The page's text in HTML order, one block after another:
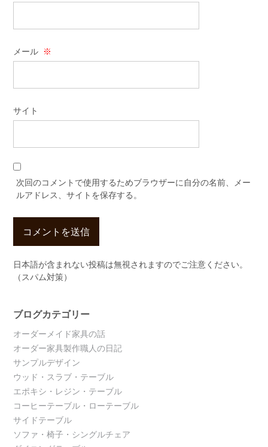
メール ※
サイト
次回のコメントで使用するためブラウザーに自分の名前、メー
ルアドレス、サイトを保存する。
日本語が含まれない投稿は無視されますのでご注意ください。
（スパム対策）
ブログカテゴリー
オーダーメイド家具の話
オーダー家具製作職人の日記
サンプルデザイン
ウッド・スラブ・テーブル
エポキシ・レジン・テーブル
コーヒーテーブル・ローテーブル
サイドテーブル
ソファ・椅子・シングルチェア